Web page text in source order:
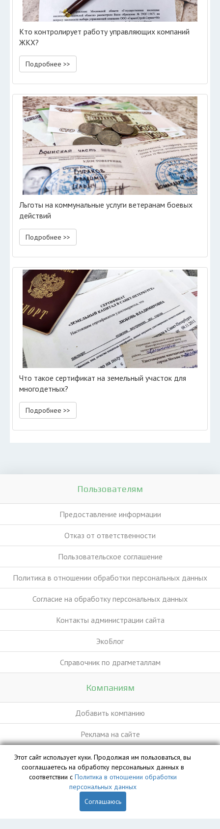
Кто контролирует работу управляющих компаний
ЖКХ?
Подробнее >>
Льготы на коммунальные услуги ветеранам боевых
действий
Подробнее >>
Что такое сертификат на земельный участок для
многодетных?
Подробнее >>
Пользователям
Предоставление информации
Отказ от ответственности
Пользовательское соглашение
Политика в отношении обработки персональных данных
Согласие на обработку персональных данных
Контакты администрации сайта
ЭкоБлог
Справочник по драгметаллам
Компаниям
Добавить компанию
Реклама на сайте
База данных сайта vyvoz.org является интеллектуальной
собственностью ООО «Профит» и охраняется законом.
Этот сайт использует куки. Продолжая им пользоваться, вы
сооглашаетесь на обработку персональных данных в
соответствии с Политика в отношении обработки
персональных данных
Соглашаюсь